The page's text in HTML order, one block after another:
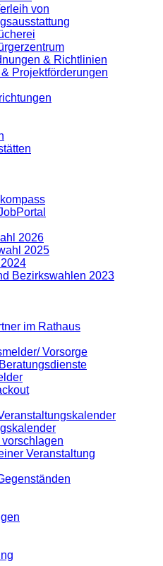
von
& Richtlinien
Projektförderungen
2026
2025
Bezirkswahlen 2023
im Rathaus
Vorsorge
vorschlagen
Veranstaltung